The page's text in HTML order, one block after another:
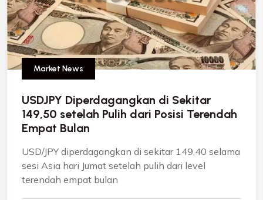
Market News
USDJPY Diperdagangkan di Sekitar
149,50 setelah Pulih dari Posisi Terendah
Empat Bulan
USD/JPY diperdagangkan di sekitar 149,40 selama
sesi Asia hari Jumat setelah pulih dari level
terendah empat bulan